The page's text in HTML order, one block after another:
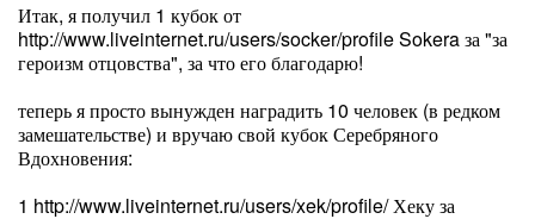
Итак, я получил 1 кубок от
http://www.liveinternet.ru/users/socker/profile Sokera за "за
героизм отцовства", за что его благодарю!
теперь я просто вынужден наградить 10 человек (в редком
замешательстве) и вручаю свой кубок Серебряного
Вдохновения:
1 http://www.liveinternet.ru/users/xek/profile/ Хеку за